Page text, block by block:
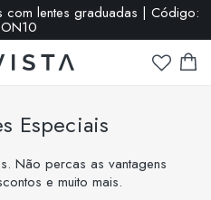
com lentes graduadas | Código:
Especiais
Não percas as vantagens
e muito mais.